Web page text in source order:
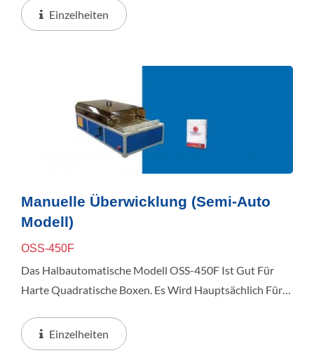
Des Büros. Es Müssen Keine Wechselnden Teile Für
Unterschiedliche...
Einzelheiten
Manuelle Überwicklung (Semi-Auto
Modell)
OSS-450F
Das Halbautomatische Modell OSS-450F Ist Gut Für
Harte Quadratische Boxen. Es Wird Hauptsächlich Für
OSH-450S Zusammenarbeiten, Um Arbeitssekunden Zu
Sparen...
Einzelheiten